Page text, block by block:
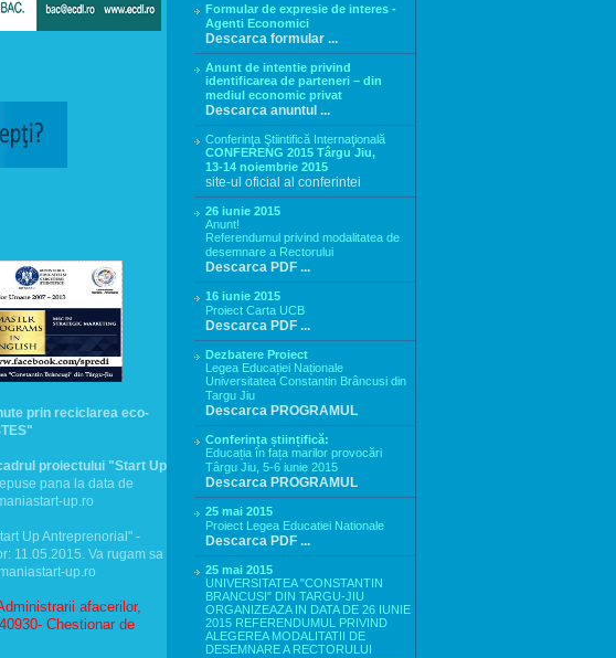
prin reciclarea eco-
proiectului "Start Up
pana la data de
up.ro
Up Antreprenorial" -
11.05.2015. Va rugam sa
up.ro
afacerilor,
Chestionar de
Formular de expresie de interes -
Agenti Economici
Descarca formular ...
Anunt de intentie privind
identificarea de parteneri – din
mediul economic privat
Descarca anuntul ...
Conferinţa Ştiintifică Internaţională
CONFERENG 2015 Târgu Jiu,
13-14 noiembrie 2015
site-ul oficial al conferintei
26 iunie 2015
Anunt!
Referendumul privind modalitatea de
desemnare a Rectorului
Descarca PDF ...
16 iunie 2015
Proiect Carta UCB
Descarca PDF ...
Dezbatere Proiect
Legea Educației Naționale
Universitatea Constantin Brâncusi din
Targu Jiu
Descarca PROGRAMUL
Conferința științifică:
Educația în fața marilor provocări
Târgu Jiu, 5-6 iunie 2015
Descarca PROGRAMUL
25 mai 2015
Proiect Legea Educatiei Nationale
Descarca PDF ...
25 mai 2015
UNIVERSITATEA "CONSTANTIN
BRANCUSI" DIN TARGU-JIU
ORGANIZEAZA IN DATA DE 26 IUNIE
2015 REFERENDUMUL PRIVIND
ALEGEREA MODALITATII DE
DESEMNARE A RECTORULUI